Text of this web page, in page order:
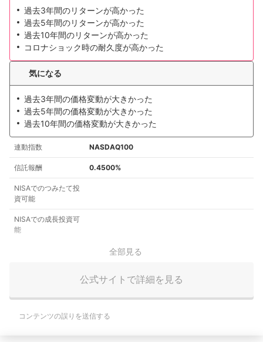
過去3年間のリターンが高かった
過去5年間のリターンが高かった
過去10年間のリターンが高かった
コロナショック時の耐久度が高かった
気になる
過去3年間の価格変動が大きかった
過去5年間の価格変動が大きかった
過去10年間の価格変動が大きかった
連動指数 NASDAQ100
信託報酬 0.4500%
NISAでのつみたて投
資可能
NISAでの成長投資可
能
全部見る
公式サイトで詳細を見る
コンテンツの誤りを送信する